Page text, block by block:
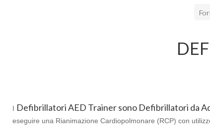
I Defibrillatori AED Trainer sono Defibrillatori da
eseguire una Rianimazione Cardiopolmonare (RCP) con